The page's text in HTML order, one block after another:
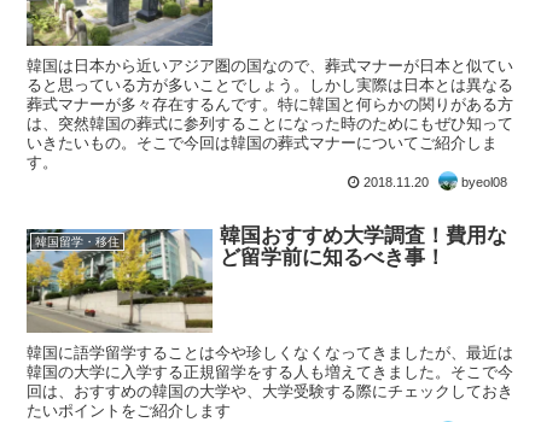
韓国は日本から近いアジア圏の国なので、葬式マナーが日本と似てい
ると思っている方が多いことでしょう。しかし実際は日本とは異なる
葬式マナーが多々存在するんです。特に韓国と何らかの関りがある方
は、突然韓国の葬式に参列することになった時のためにもぜひ知って
いきたいもの。そこで今回は韓国の葬式マナーについてご紹介しま
す。
2018.11.20 byeol08
韓国留学・移住
韓国おすすめ大学調査！費用な
ど留学前に知るべき事！
韓国に語学留学することは今や珍しくなくなってきましたが、最近は
韓国の大学に入学する正規留学をする人も増えてきました。そこで今
回は、おすすめの韓国の大学や、大学受験する際にチェックしておき
たいポイントをご紹介します